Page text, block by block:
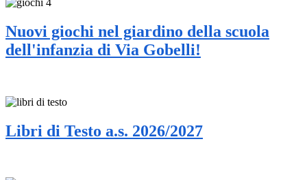
Nuovi giochi nel giardino della scuola
dell'infanzia di Via Gobelli!
Libri di Testo a.s. 2026/2027